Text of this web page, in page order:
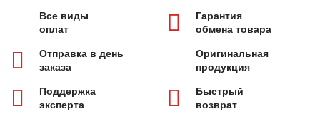
Все виды
оплат
Гарантия
обмена товара
Отправка в день
заказа
Оригинальная
продукция
Поддержка
эксперта
Быстрый
возврат